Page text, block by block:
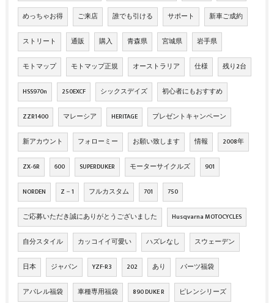
めっちゃお得 ご来店 誰でも引ける サポート 新車ご成約
ストリート 通販 購入 青森県 宮城県 岩手県
モトマップ モトマップ正規 オーストラリア 仕様 残り2台
HSS970n 250EXCF シックスデイズ 初心者にもおすすめ
ZZR1400 マレーシア HERITAGE プレゼントキャンペーン
新アカウント フォローミー お願い致します 情報 2008年
ZX‐6R 600 SUPERDUKER モーターサイクルズ 901
NORDEN Z－1 フルカスタム 701 750
ご応募いただき誠にありがとうございました Husqvarna MOTOCYCLES
自分スタイル カッコイイ可愛い ハズレなし スウェーデン
日本 ジャパン YZF-R3 202 あり パーツ福袋
アパレル福袋 車種専用福袋 890 DUKE R ピレンシリーズ